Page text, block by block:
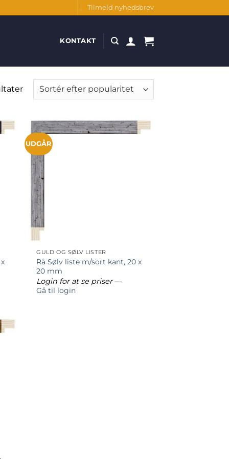
Tilmeld nyhedsbrev
KONTAKT
Sorteret
efter
UDGÅR
GULD OG SØLV LISTER
Rå Sølv liste m/sort kant, 20 x
20 mm
Login for at se priser—
Gå til login